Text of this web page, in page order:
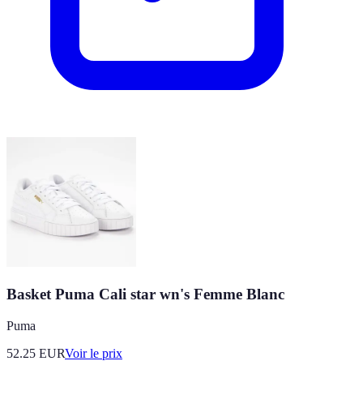
Basket Puma Cali star wn's Femme Blanc
Puma
52.25 EURVoir le prix